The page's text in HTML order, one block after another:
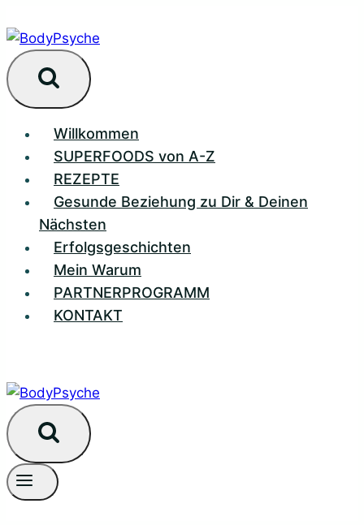
Inhalt
springen
Willkommen
SUPERFOODS von A-Z
REZEPTE
Gesunde Beziehung zu Dir & Deinen
Nächsten
Erfolgsgeschichten
Mein Warum
PARTNERPROGRAMM
KONTAKT